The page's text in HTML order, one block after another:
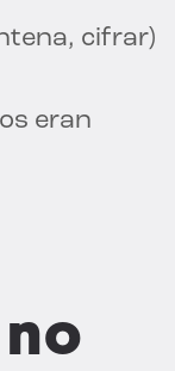
cifrar)
eran